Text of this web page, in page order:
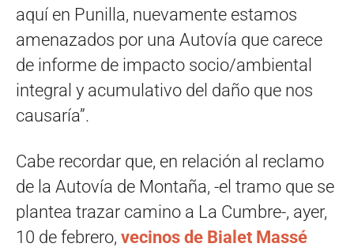
aquí en Punilla, nuevamente estamos
amenazados por una Autovía que carece
de informe de impacto socio/ambiental
integral y acumulativo del daño que nos
causaría”.
Cabe recordar que, en relación al reclamo
de la Autovía de Montaña, -el tramo que se
plantea trazar camino a La Cumbre-, ayer,
10 de febrero, vecinos de Bialet Massé